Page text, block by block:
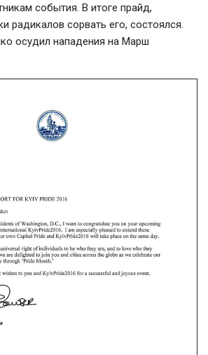
события. В итоге прайд,
радикалов сорвать его, состоялся.
осудил нападения на Марш